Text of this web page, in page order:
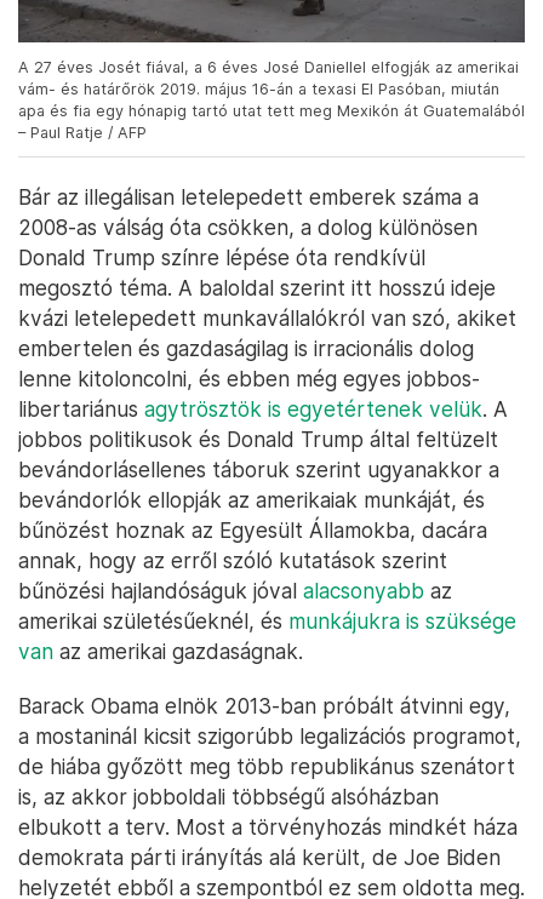
A 27 éves Josét fiával, a 6 éves José Daniellel elfogják az amerikai
vám- és határőrök 2019. május 16-án a texasi El Pasóban, miután
apa és fia egy hónapig tartó utat tett meg Mexikón át Guatemalából
– Paul Ratje / AFP
Bár az illegálisan letelepedett emberek száma a
2008-as válság óta csökken, a dolog különösen
Donald Trump színre lépése óta rendkívül
megosztó téma. A baloldal szerint itt hosszú ideje
kvázi letelepedett munkavállalókról van szó, akiket
embertelen és gazdaságilag is irracionális dolog
lenne kitoloncolni, és ebben még egyes jobbos-
libertariánus agytrösztök is egyetértenek velük. A
jobbos politikusok és Donald Trump által feltüzelt
bevándorlásellenes táboruk szerint ugyanakkor a
bevándorlók ellopják az amerikaiak munkáját, és
bűnözést hoznak az Egyesült Államokba, dacára
annak, hogy az erről szóló kutatások szerint
bűnözési hajlandóságuk jóval alacsonyabb az
amerikai születésűeknél, és munkájukra is szüksége
van az amerikai gazdaságnak.
Barack Obama elnök 2013-ban próbált átvinni egy,
a mostaninál kicsit szigorúbb legalizációs programot,
de hiába győzött meg több republikánus szenátort
is, az akkor jobboldali többségű alsóházban
elbukott a terv. Most a törvényhozás mindkét háza
demokrata párti irányítás alá került, de Joe Biden
helyzetét ebből a szempontból ez sem oldotta meg.